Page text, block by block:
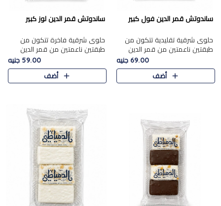
ساندوتش قمر الدين فول كبير
حلوى شرقية تقليدية تتكون من
طبقتين ناعمتين من قمر الدين
الفاخر، تتوسطهما حشوة غنية من
الفول السوداني المحمص، لتجمع
بين حلاوة المشمش الطبيعية..
69.00 جنيه
أضف
ساندوتش قمر الدين لوز كبير
حلوى شرقية فاخرة تتكون من
طبقتين ناعمتين من قمر الدين
الفاخر، تتوسطهما حشوة غنية من
اللوز المحمص لتمنح مزيجًا متوازنًا
من النعومة والقرمشة. ..
59.00 جنيه
أضف